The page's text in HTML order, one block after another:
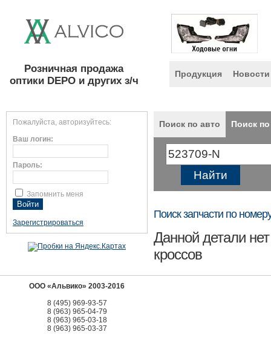
Розничная продажа
оптики DEPO и других з/ч
Продукция Новости
Пожалуйста, авторизуйтесь:
Ваш логин:
Пароль:
Запомнить меня
Зарегистрироваться
Поиск по авто Поиск
Поиск запчасти по
Данной детали
кроссов
ООО «Альвико» 2003-2016
8 (495) 969-93-57
8 (963) 965-04-79
8 (963) 965-03-18
8 (963) 965-03-37